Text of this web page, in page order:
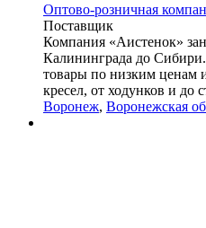
Оптово-розничная
Поставщик
Компания «Аистенок»
Калининграда до
товары по низким ценам
кресел, от ходунков и до
Воронеж, Воронежская